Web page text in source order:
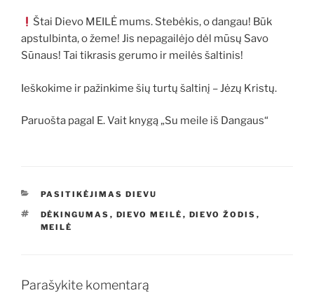
Štai Dievo MEILĖ mums. Stebėkis, o dangau! Būk
apstulbinta, o žeme! Jis nepagailėjo dėl mūsų Savo
Sūnaus! Tai tikrasis gerumo ir meilės šaltinis!
Ieškokime ir pažinkime šių turtų šaltinį – Jėzų Kristų.
Paruošta pagal E. Vait knygą „Su meile iš Dangaus“
KATEGORIJOS
PASITIKĖJIMAS DIEVU
ŽYMOS
DĖKINGUMAS , DIEVO MEILĖ , DIEVO ŽODIS ,
MEILĖ
Parašykite komentarą